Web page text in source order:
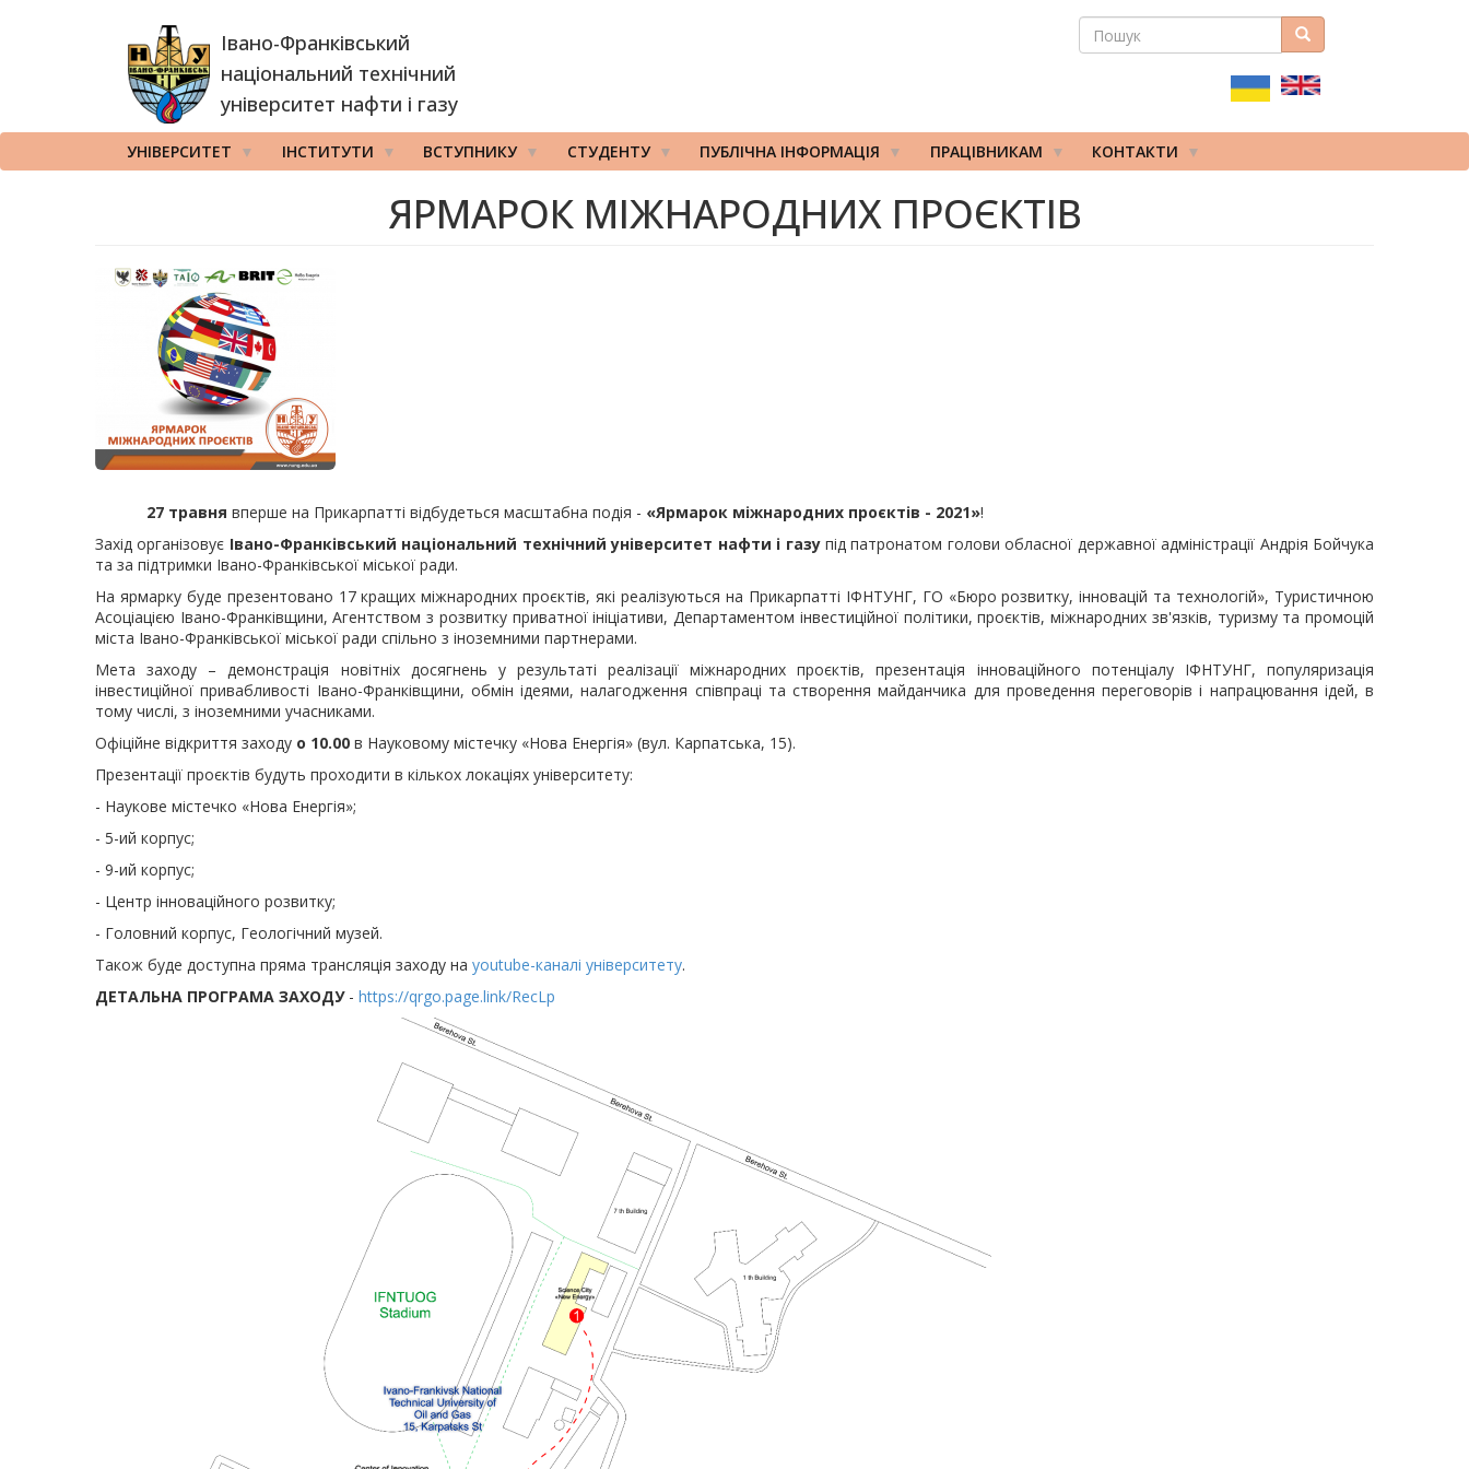
Івано-Франківський
національний технічний
університет нафти і газу
ПОШУКОВА
ПОШУК Пошук
УНІВЕРСИТЕТ ІНСТИТУТИ ВСТУПНИКУ СТУДЕНТУ ПУБЛІЧНА ІНФОРМАЦІЯ ПРАЦІВНИКАМ КОНТАКТИ
ЯРМАРОК МІЖНАРОДНИХ ПРОЄКТІВ
27 травня вперше на Прикарпатті відбудеться масштабна подія - «Ярмарок міжнародних проєктів - 2021»!
Захід організовує Івано-Франківський національний технічний університет нафти і газупід патронатом голови обласної державної адміністрації Андрія Бойчука
та за підтримки Івано-Франківської міської ради.
На ярмарку буде презентовано 17 кращих міжнародних проєктів, які реалізуються на Прикарпатті ІФНТУНГ, ГО «Бюро розвитку, інновацій та технологій», Туристичною
Асоціацією Івано-Франківщини, Агентством з розвитку приватної ініціативи, Департаментом інвестиційної політики, проєктів, міжнародних зв'язків, туризму та промоцій
міста Івано-Франківської міської ради спільно з іноземними партнерами.
Мета заходу – демонстрація новітніх досягнень у результаті реалізації міжнародних проєктів, презентація інноваційного потенціалу ІФНТУНГ, популяризація
інвестиційної привабливості Івано-Франківщини, обмін ідеями, налагодження співпраці та створення майданчика для проведення переговорів і напрацювання ідей, в
тому числі, з іноземними учасниками.
Офіційне відкриття заходу о 10.00 в Науковому містечку «Нова Енергія» (вул. Карпатська, 15).
Презентації проєктів будуть проходити в кількох локаціях університету:
- Наукове містечко «Нова Енергія»;
- 5-ий корпус;
- 9-ий корпус;
- Центр інноваційного розвитку;
- Головний корпус, Геологічний музей.
Також буде доступна пряма трансляція заходу на youtube-каналі університету.
ДЕТАЛЬНА ПРОГРАМА ЗАХОДУ - https://qrgo.page.link/RecLp